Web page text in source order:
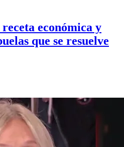
económica y
que se resuelve